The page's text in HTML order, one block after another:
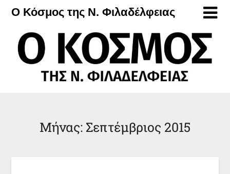
Μετάβαση
περιεχόμενο
Ο Κόσμος της Ν. Φιλαδέλφειας
Μήνας: Σεπτέμβριος 2015